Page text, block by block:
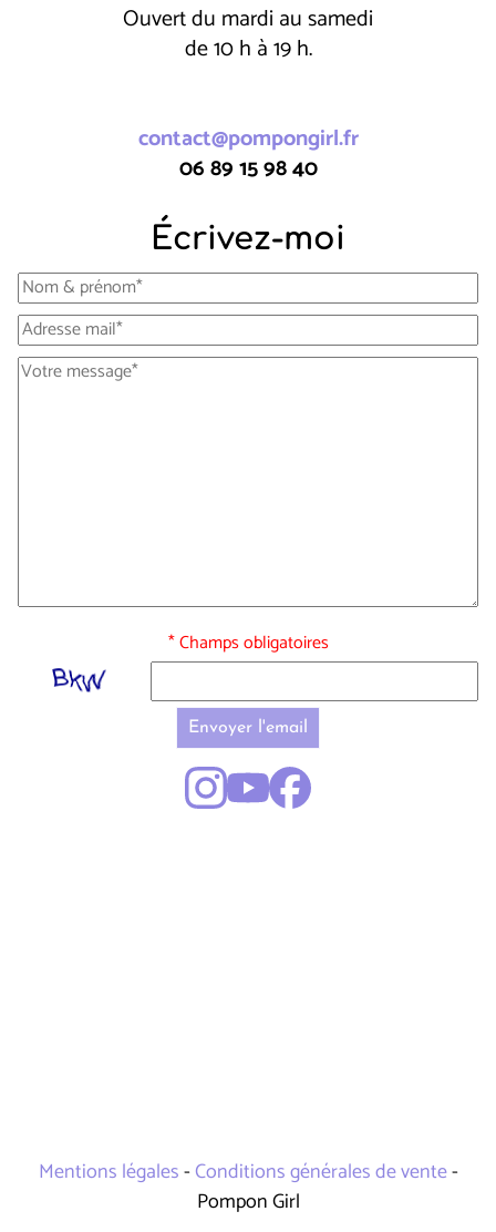
Ouvert du mardi au samedi
de 10 h à 19 h.
contact@pompongirl.fr
06 89 15 98 40
Écrivez-moi
* Champs obligatoires
Envoyer l'email
Mentions légales-Conditions générales de vente-
Pompon Girl